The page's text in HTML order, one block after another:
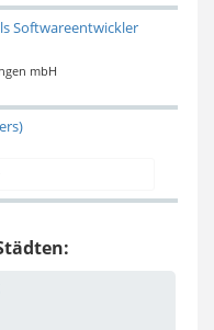
Softwareentwickler
mbH